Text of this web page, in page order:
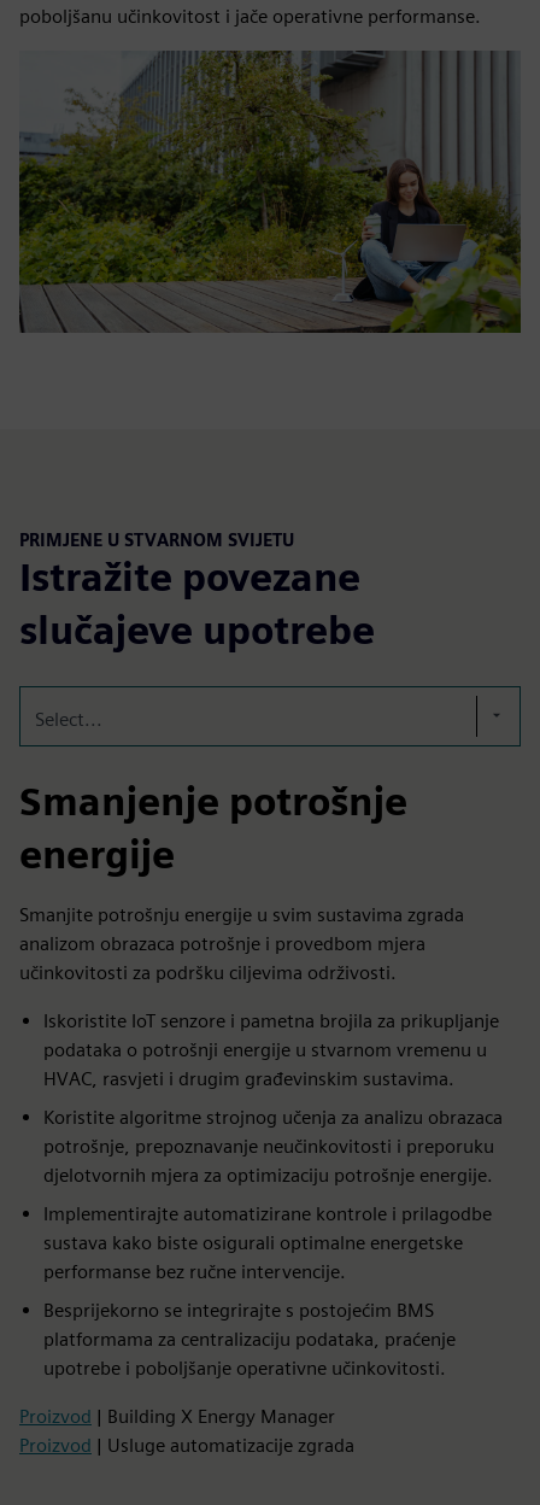
poboljšanu učinkovitost i jače operativne performanse.
PRIMJENE U STVARNOM SVIJETU
Istražite povezane
slučajeve upotrebe
Select...
Smanjenje potrošnje
energije
Smanjite potrošnju energije u svim sustavima zgrada
analizom obrazaca potrošnje i provedbom mjera
učinkovitosti za podršku ciljevima održivosti.
Iskoristite IoT senzore i pametna brojila za prikupljanje
podataka o potrošnji energije u stvarnom vremenu u
HVAC, rasvjeti i drugim građevinskim sustavima.
Koristite algoritme strojnog učenja za analizu obrazaca
potrošnje, prepoznavanje neučinkovitosti i preporuku
djelotvornih mjera za optimizaciju potrošnje energije.
Implementirajte automatizirane kontrole i prilagodbe
sustava kako biste osigurali optimalne energetske
performanse bez ručne intervencije.
Besprijekorno se integrirajte s postojećim BMS
platformama za centralizaciju podataka, praćenje
upotrebe i poboljšanje operativne učinkovitosti.
Proizvod | Building X Energy Manager
Proizvod | Usluge automatizacije zgrada